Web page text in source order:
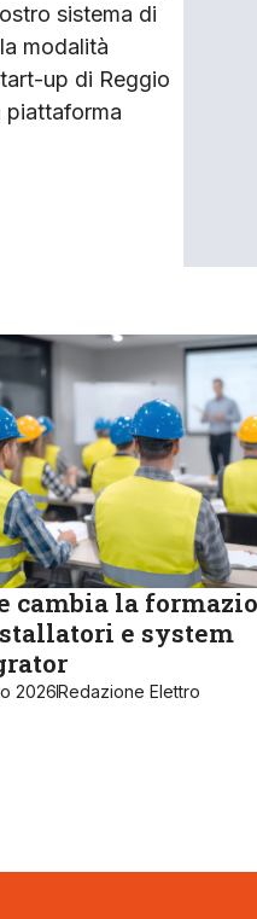
sistema di
modalità
up di Reggio
piattaforma
cambia la
e system
2026Redazione Elettro